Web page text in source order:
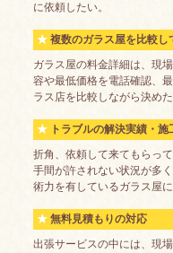
に依頼したい。
複数のガラス屋を比較し
ガラス屋の料金詳細は、現
容や最低価格を電話確認、
ラス店を比較しながら決めた
トラブルの解決実績・施
折角、依頼して来てもらっ
手間が許されない状況が多
術力を有しているガラス屋に
無料見積もりの対応
出張サービスの中には、現